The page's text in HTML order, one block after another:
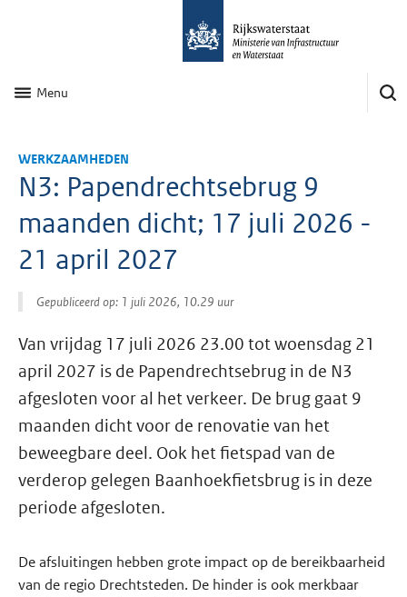
Menu
WERKZAAMHEDEN
N3: Papendrechtsebrug 9
maanden dicht; 17 juli 2026 -
21 april 2027
Gepubliceerd op: 1 juli 2026, 10.29 uur
Van vrijdag 17 juli 2026 23.00 tot woensdag 21
april 2027 is de Papendrechtsebrug in de N3
afgesloten voor al het verkeer. De brug gaat 9
maanden dicht voor de renovatie van het
beweegbare deel. Ook het fietspad van de
verderop gelegen Baanhoekfietsbrug is in deze
periode afgesloten.
De afsluitingen hebben grote impact op de bereikbaarheid
van de regio Drechtsteden. De hinder is ook merkbaar